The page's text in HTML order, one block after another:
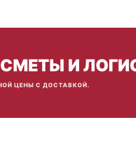
И
ЦЕНЫ С ДОСТАВКОЙ.